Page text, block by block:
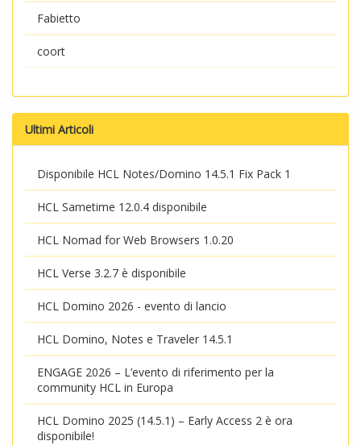
Fabietto
coort
Ultimi Articoli
Disponibile HCL Notes/Domino 14.5.1 Fix Pack 1
HCL Sametime 12.0.4 disponibile
HCL Nomad for Web Browsers 1.0.20
HCL Verse 3.2.7 è disponibile
HCL Domino 2026 - evento di lancio
HCL Domino, Notes e Traveler 14.5.1
ENGAGE 2026 – L’evento di riferimento per la
community HCL in Europa
HCL Domino 2025 (14.5.1) – Early Access 2 è ora
disponibile!